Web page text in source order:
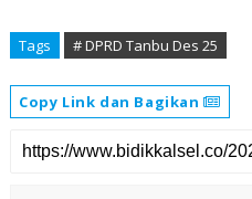
Tags # DPRD Tanbu Des 25
Copy Link dan Bagikan